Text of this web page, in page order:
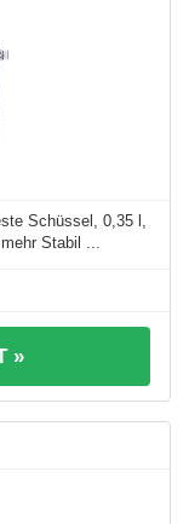
Schüssel, 0,35 l,
Stabil ...
»